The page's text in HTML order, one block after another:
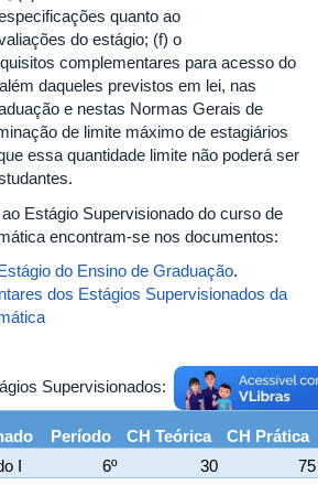
quanto ao
do estágio; (f) o
complementares para acesso do
daqueles previstos em lei, nas
e nestas Normas Gerais de
de limite máximo de estagiários
essa quantidade limite não poderá ser
Estágio Supervisionado do curso de
encontram-se nos documentos:
do Ensino de Graduação.
dos Estágios Supervisionados da
Supervisionados:
Período CH Teórica
CH Prática
I
6º 30
75